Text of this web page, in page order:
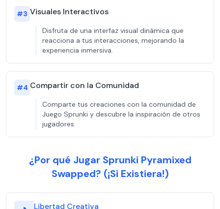
#3 Visuales Interactivos
Disfruta de una interfaz visual dinámica que
reacciona a tus interacciones, mejorando la
experiencia inmersiva.
#4 Compartir con la Comunidad
Comparte tus creaciones con la comunidad de
Juego Sprunki y descubre la inspiración de otros
jugadores.
¿Por qué Jugar Sprunki Pyramixed
Swapped? (¡Si Existiera!)
Libertad Creativa